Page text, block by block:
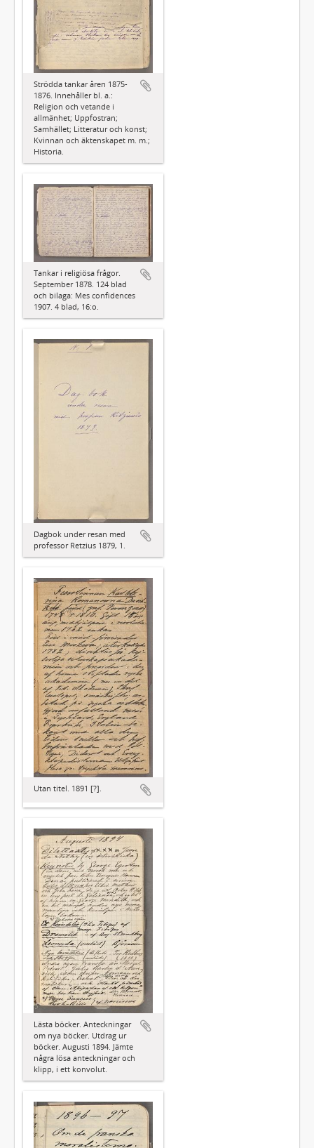
Strödda tankar åren 1875-
1876. Innehåller bl. a.:
Religion och vetande i
allmänhet; Uppfostran;
Samhället; Litteratur och konst;
Kvinnan och äktenskapet m. m.;
Historia.
Tankar i religiösa frågor.
September 1878. 124 blad
och bilaga: Mes confidences
1907. 4 blad, 16:o.
Dagbok under resan med
professor Retzius 1879, 1.
Utan titel. 1891 [?].
Lästa böcker. Anteckningar
om nya böcker. Utdrag ur
böcker. Augusti 1894. Jämte
några lösa anteckningar och
klipp, i ett konvolut.